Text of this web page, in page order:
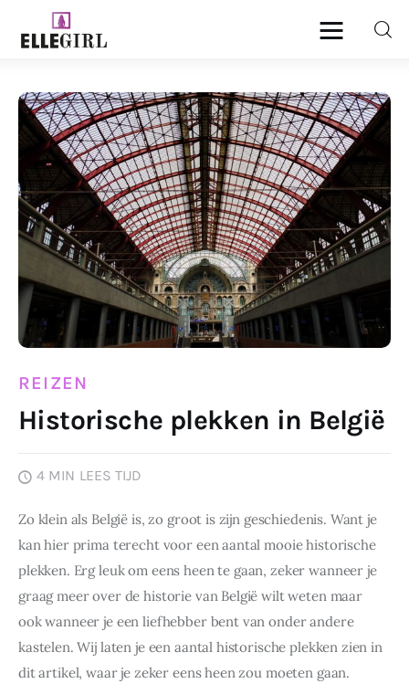
Ellegirl
Beauty
Fashion
Geld
Gezondheid
Lifestyle
Reizen
REIZEN
Historische plekken in België
4 MIN LEES TIJD
Zo klein als België is, zo groot is zijn geschiedenis. Want je
kan hier prima terecht voor een aantal mooie historische
plekken. Erg leuk om eens heen te gaan, zeker wanneer je
graag meer over de historie van België wilt weten maar
ook wanneer je een liefhebber bent van onder andere
kastelen. Wij laten je een aantal historische plekken zien in
dit artikel, waar je zeker eens heen zou moeten gaan.